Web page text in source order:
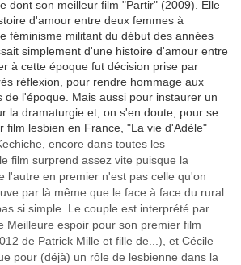
dont son meilleur film "Partir" (2009). Elle
d'amour entre deux femmes à
féminisme militant du début des années
simplement d'une histoire d'amour entre
à cette époque fut décision prise par
réflexion, pour rendre hommage aux
de l'époque. Mais aussi pour instaurer un
la dramaturgie et, on s'en doute, pour se
film lesbien en France, "La vie d'Adèle"
encore dans toutes les
film surprend assez vite puisque la
l'autre en premier n'est pas celle qu'on
par là même que le face à face du rural
si simple. Le couple est interprété par
Meilleure espoir pour son premier film
de Patrick Mille et fille de...), et Cécile
pour (déjà) un rôle de lesbienne dans la